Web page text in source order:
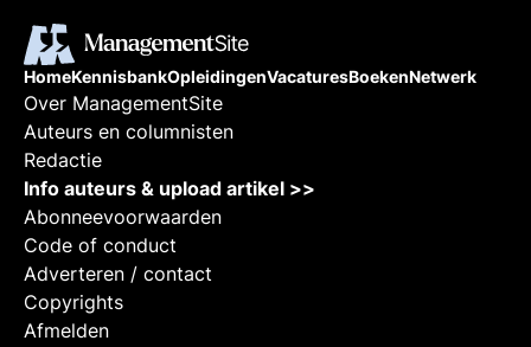
HomeKennisbankOpleidingenVacaturesBoekenNetwerk
Over ManagementSite
Auteurs en columnisten
Redactie
Info auteurs & upload artikel >>
Abonneevoorwaarden
Code of conduct
Adverteren / contact
Copyrights
Afmelden